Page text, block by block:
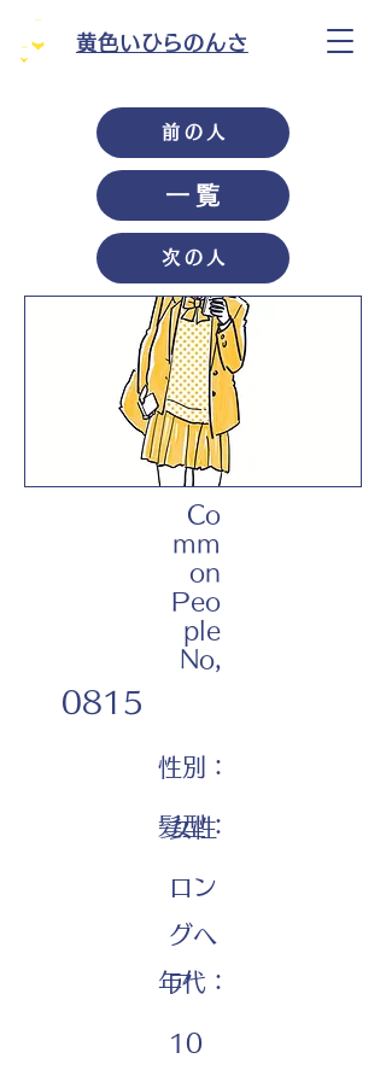
黄色いひらのんさ
前の人
一覧
次の人
Co
mm
on
Peo
ple
No,
0815
性別：
女性
髪型：
ロン
グヘ
ア
年代：
10